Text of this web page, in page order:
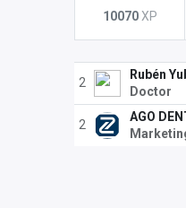
10070 XP
2
Rubén
Doctor
2
AGO